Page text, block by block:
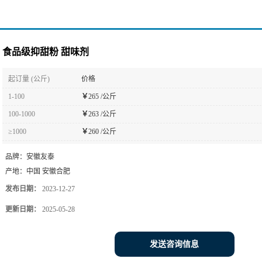
食品级抑甜粉 甜味剂
起订量 (公斤) 价格
1-100 ￥265 /公斤
100-1000 ￥263 /公斤
≥1000 ￥260 /公斤
品牌： 安徽友泰
产地： 中国 安徽合肥
发布日期： 2023-12-27
更新日期： 2025-05-28
发送咨询信息